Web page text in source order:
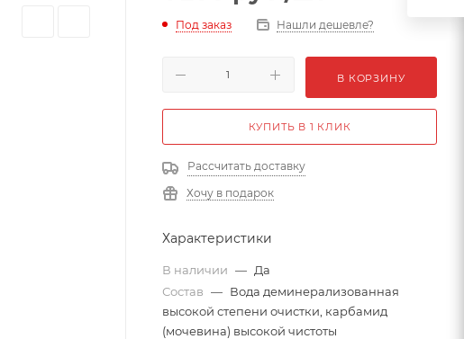
Под заказ Нашли дешевле?
В КОРЗИНУ
КУПИТЬ В 1 КЛИК
Рассчитать доставку
Хочу в подарок
Характеристики
В наличии — Да
Состав — Вода деминерализованная
высокой степени очистки, карбамид
(мочевина) высокой чистоты